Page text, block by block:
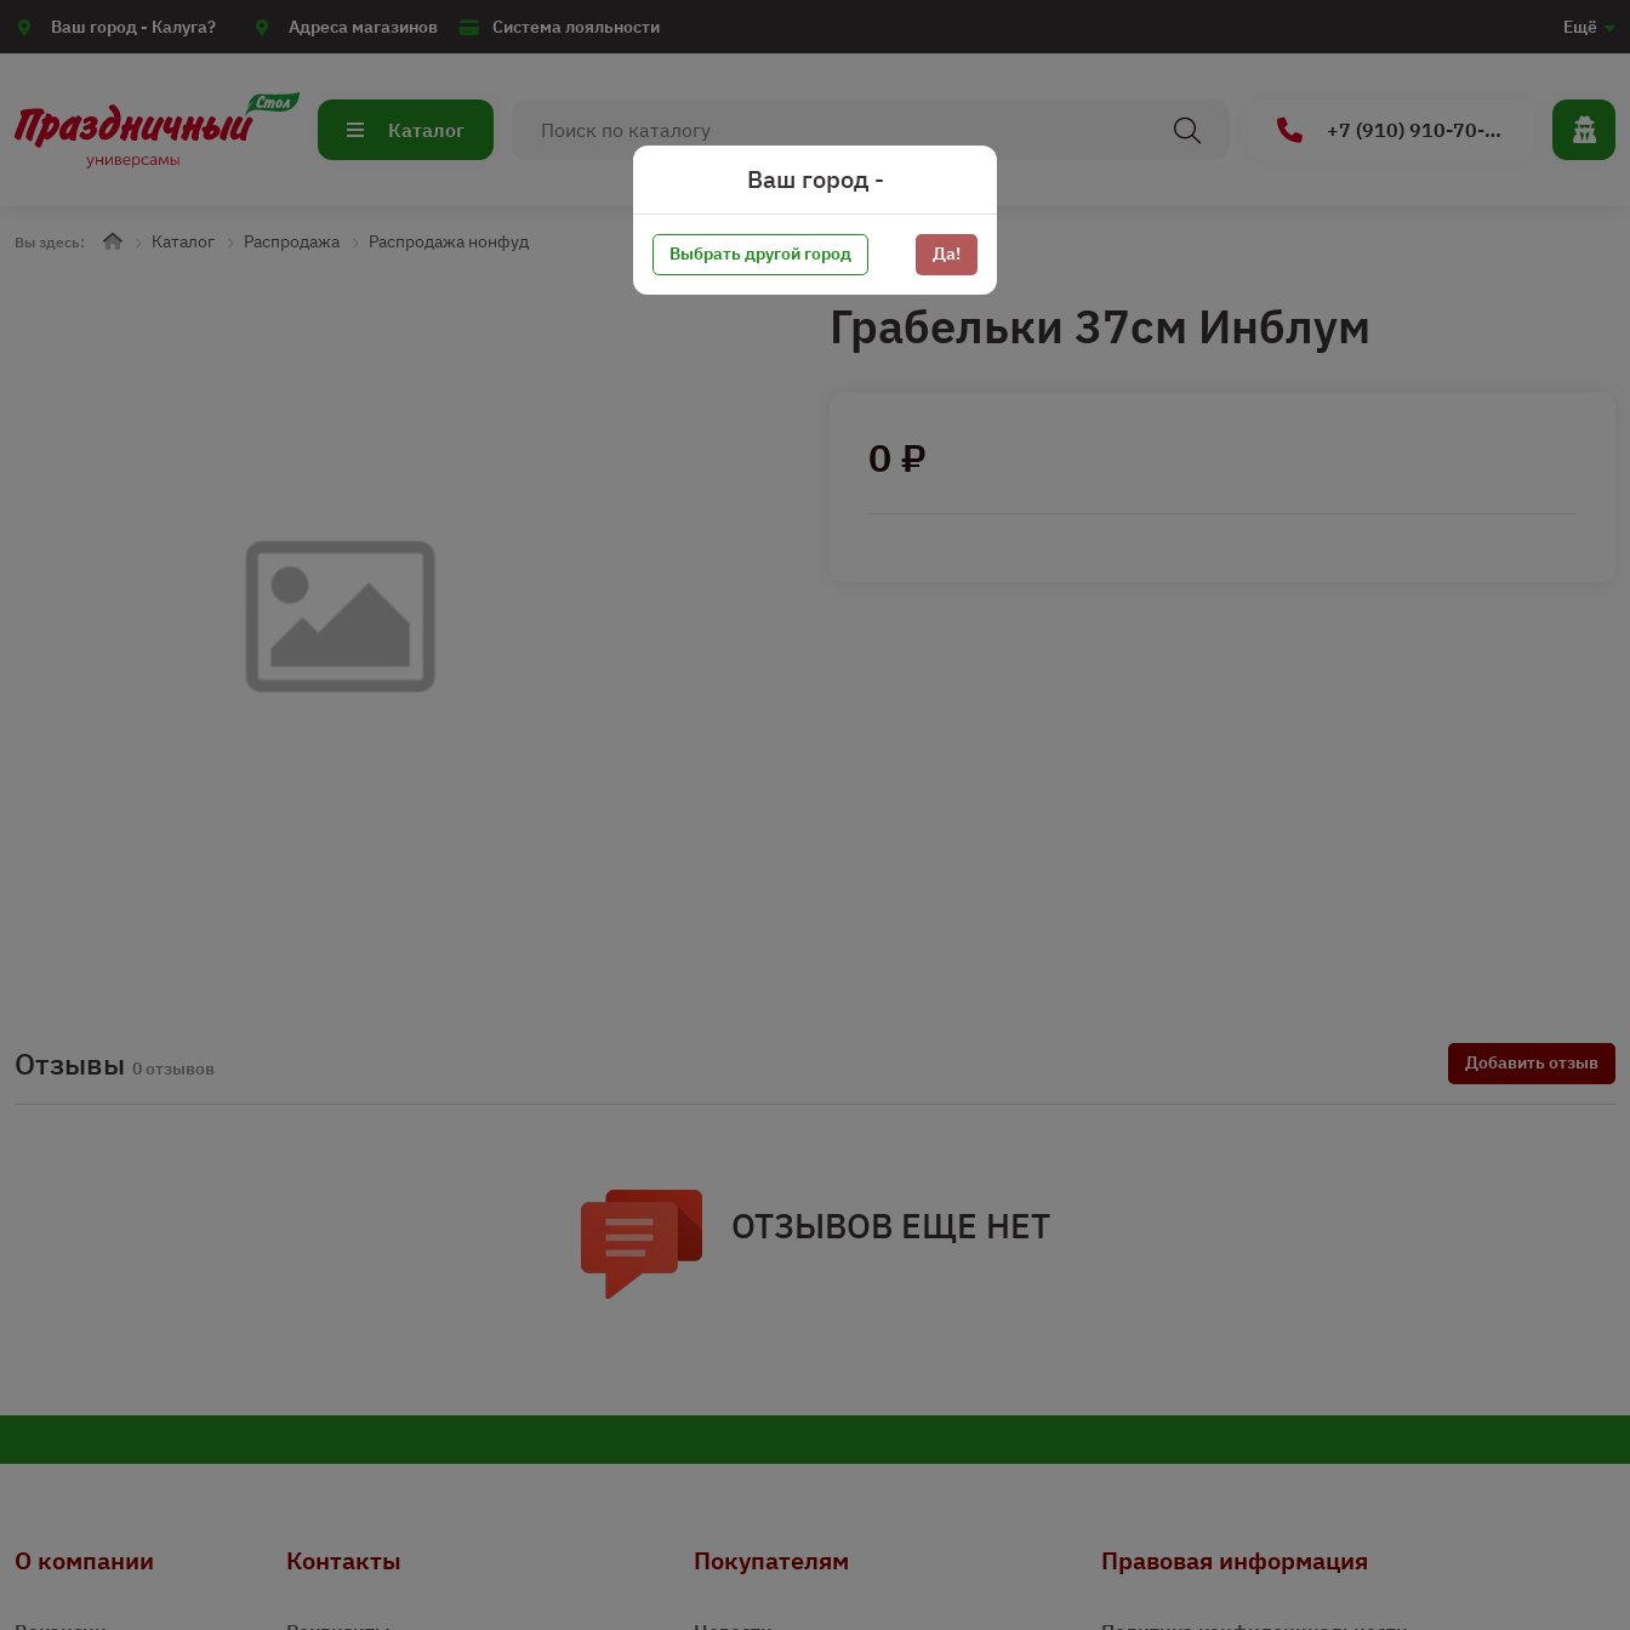
Ваш город - Калуга? Адреса магазинов Система лояльности Ещё
Каталог +7 (910) 910-70-15
Вы здесь: Каталог Распродажа Распродажа нонфуд
Грабельки 37см Инблум
0 ₽
Отзывы 0 отзывов Добавить отзыв
ОТЗЫВОВ ЕЩЕ НЕТ
О компании Контакты Покупателям Правовая информация
Ваш город -
Выбрать другой город Да!